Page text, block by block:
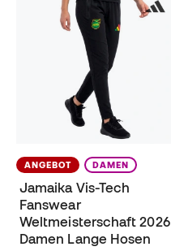
ANGEBOT DAMEN
Jamaika Vis-Tech
Fanswear
Weltmeisterschaft 2026
Damen Lange Hosen